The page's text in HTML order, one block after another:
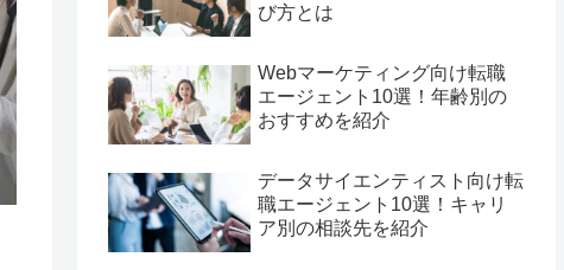
び方とは
Webマーケティング向け転職
エージェント10選！年齢別の
おすすめを紹介
データサイエンティスト向け転
職エージェント10選！キャリ
ア別の相談先を紹介